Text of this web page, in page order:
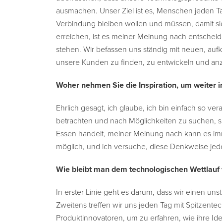
ausmachen. Unser Ziel ist es, Menschen jeden
Verbindung bleiben wollen und müssen, damit
erreichen, ist es meiner Meinung nach
stehen. Wir befassen uns ständig mit neuen,
unsere Kunden zu finden, zu entwickeln und
Woher nehmen Sie die Inspiration, um weiter
Ehrlich gesagt, ich glaube, ich bin einfach so
betrachten und nach Möglichkeiten zu suchen,
Essen handelt, meiner Meinung nach kann es
möglich, und ich versuche, diese Denkweise
Wie bleibt man dem technologischen Wettlauf
In erster Linie geht es darum, dass wir einen
Zweitens treffen wir uns jeden Tag mit
Produktinnovatoren, um zu erfahren, wie ihre